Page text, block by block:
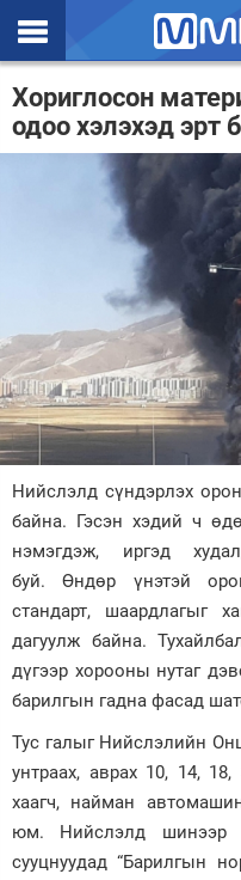
Эхлэл
Цаг агаар
Үзэл бодол
Спорт
Нийгэм
Энтертайнмэнт
Зурхай
Хориглосон
одоо хэлэхэд эрт
Нийслэлд сүндэрлэх
байна. Гэсэн хэдий ч
нэмэгдэж, иргэд
буй. Өндөр үнэтэй
стандарт, шаардлагыг
дагуулж байна.
дүгээр хорооны нутаг
барилгын гадна фасад
Тус галыг Нийслэлийн
унтраах, аврах 10, 14,
хаагч, найман
юм. Нийслэлд шинээр
сууцнуудад “Барилгын